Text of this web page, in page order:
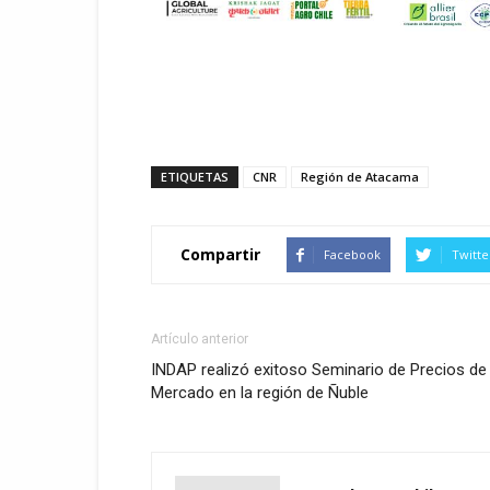
ETIQUETAS CNR Región de Atacama
Compartir Facebook
Artículo anterior
INDAP realizó exitoso Seminario de Precios de
Mercado en la región de Ñuble